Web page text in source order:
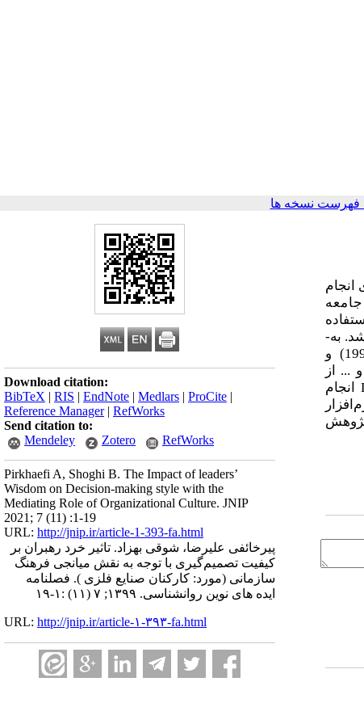
فهرست نسخه ها
Download citation:
BibTeX | RIS | EndNote | Medlars | ProCite |
Reference Manager| RefWorks
Send citation to:
Mendeley
Zotero RefWorks
Pirkhaefi A, Shoghi B. The Impact of leaders’
Wisdom on Decision-making style with the
Mediating Role of Organizational Culture. JNIP
2021; 7 (11) :1-19
URL: http://jnip.ir/article-1-393-fa.html
پیرخائفی علیرضا، شوقی بهزاد. تاثیر خرد رهبران بر
کیفیت تصمیم‌گیری با توجه به نقش میانجی فرهنگ
سازمانی (مورد: کارکنان صنایع فلزی ). فصلنامه
ایده های نوین روانشناسی. ۱۳۹۹; ۷ (۱۱) :۱-۱۹
URL: http://jnip.ir/article-۱-۳۹۳-fa.html
انجام
جامعه
شد. به­
و
... از
انجام